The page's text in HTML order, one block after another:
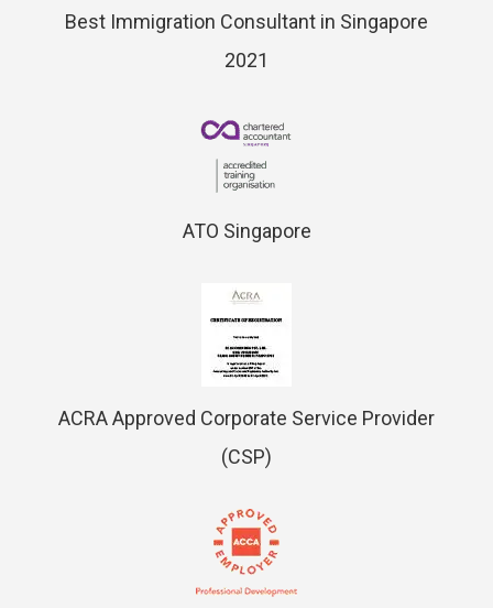
Best Immigration Consultant in Singapore
2021
ATO Singapore
ACRA Approved Corporate Service Provider
(CSP)